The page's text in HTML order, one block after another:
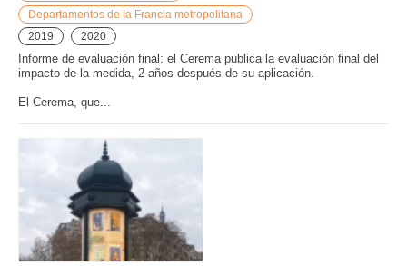
Departamentos de la Francia metropolitana
2019
2020
Informe de evaluación final: el Cerema publica la evaluación final del
impacto de la medida, 2 años después de su aplicación.
El Cerema, que...